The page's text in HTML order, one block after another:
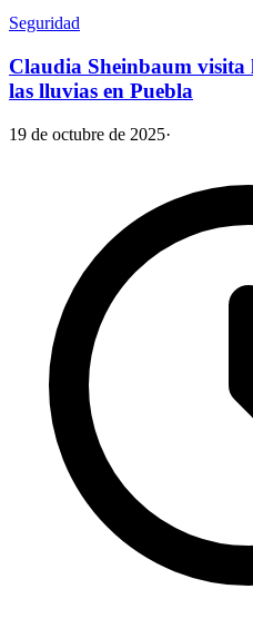
Seguridad
Claudia Sheinbaum visita
las lluvias en Puebla
19 de octubre de 2025·